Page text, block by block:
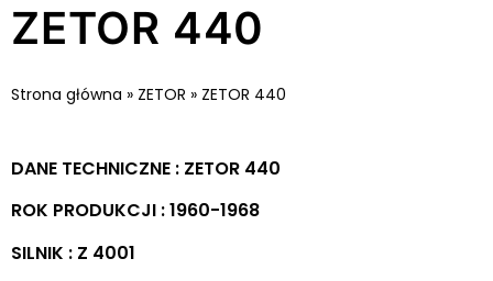
ZETOR 440
Strona główna » ZETOR » ZETOR 440
DANE TECHNICZNE : ZETOR 440
ROK PRODUKCJI : 1960-1968
SILNIK : Z 4001